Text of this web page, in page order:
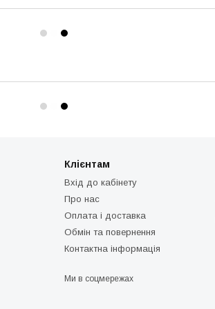
Клієнтам
Вхід до кабінету
Про нас
Оплата і доставка
Обмін та повернення
Контактна інформація
Ми в соцмережах